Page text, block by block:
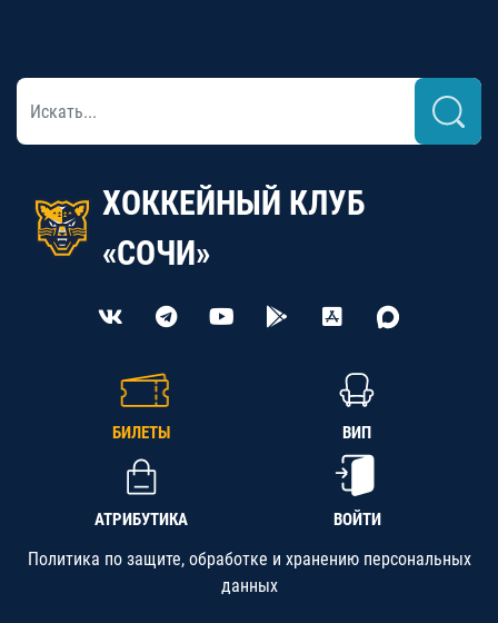
ХОККЕЙНЫЙ КЛУБ
«СОЧИ»
БИЛЕТЫ ВИП
АТРИБУТИКА ВОЙТИ
Политика по защите, обработке и хранению персональных
данных